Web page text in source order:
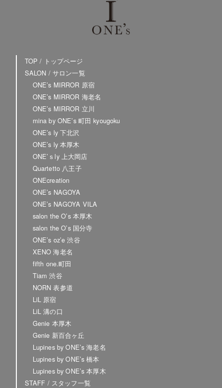
TOP / トップページ
SALON / サロン一覧
ONE’s MIRROR 原宿
ONE’s MIRROR 海老名
ONE’s MIRROR 立川
mina by ONE’s 町田 kyougoku
ONE’s ly 下北沢
ONE’s ly 本厚木
ONE’ｓly 上大岡店
Quartetto 八王子
ONEcreation
ONE’s NAGOYA
ONE’s NAGOYA VILA
salon the O’s 本厚木
salon the O’s 国分寺
ONE’s oz’e 渋谷
XENO 海老名
fifth one.町田
Tiam 渋谷
NORN 表参道
LiL 原宿
LiL 溝の口
Genie 本厚木
Genie 新百合ヶ丘
Lupines by ONE’s 海老名
Lupines by ONE’s 橋本
Lupines by ONE’s 本厚木
STAFF / スタッフ一覧